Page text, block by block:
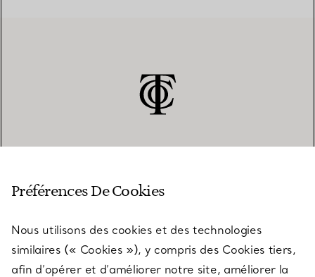
SERVICES
Préférences De Cookies
Nous utilisons des cookies et des technologies
similaires (« Cookies »), y compris des Cookies tiers,
afin d’opérer et d’améliorer notre site, améliorer la